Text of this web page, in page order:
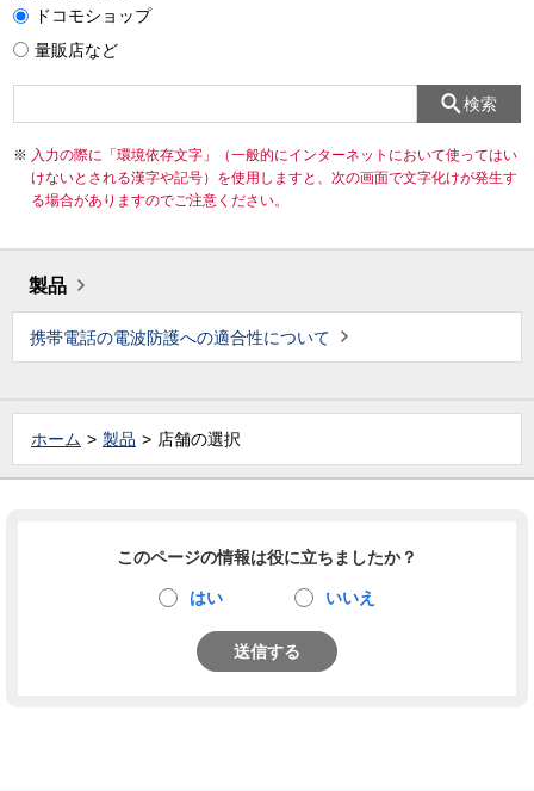
ドコモショップ
量販店など
検索
入力の際に「環境依存文字」（一般的にインターネットにおいて使ってはい
けないとされる漢字や記号）を使用しますと、次の画面で文字化けが発生す
る場合がありますのでご注意ください。
製品
携帯電話の電波防護への適合性について
ホーム 製品 店舗の選択
このページの情報は役に立ちましたか？
はい いいえ
送信する